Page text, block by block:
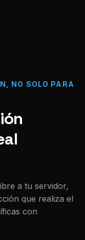
NO SOLO PARA
a tu servidor,
que realiza el
con